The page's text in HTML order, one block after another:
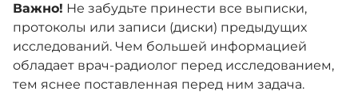
Важно! Не забудьте принести все выписки,
протоколы или записи (диски) предыдущих
исследований. Чем большей информацией
обладает врач-радиолог перед исследованием,
тем яснее поставленная перед ним задача.